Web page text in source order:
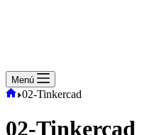
Menú
Inicio
02-Tinkercad
02-Tinkercad